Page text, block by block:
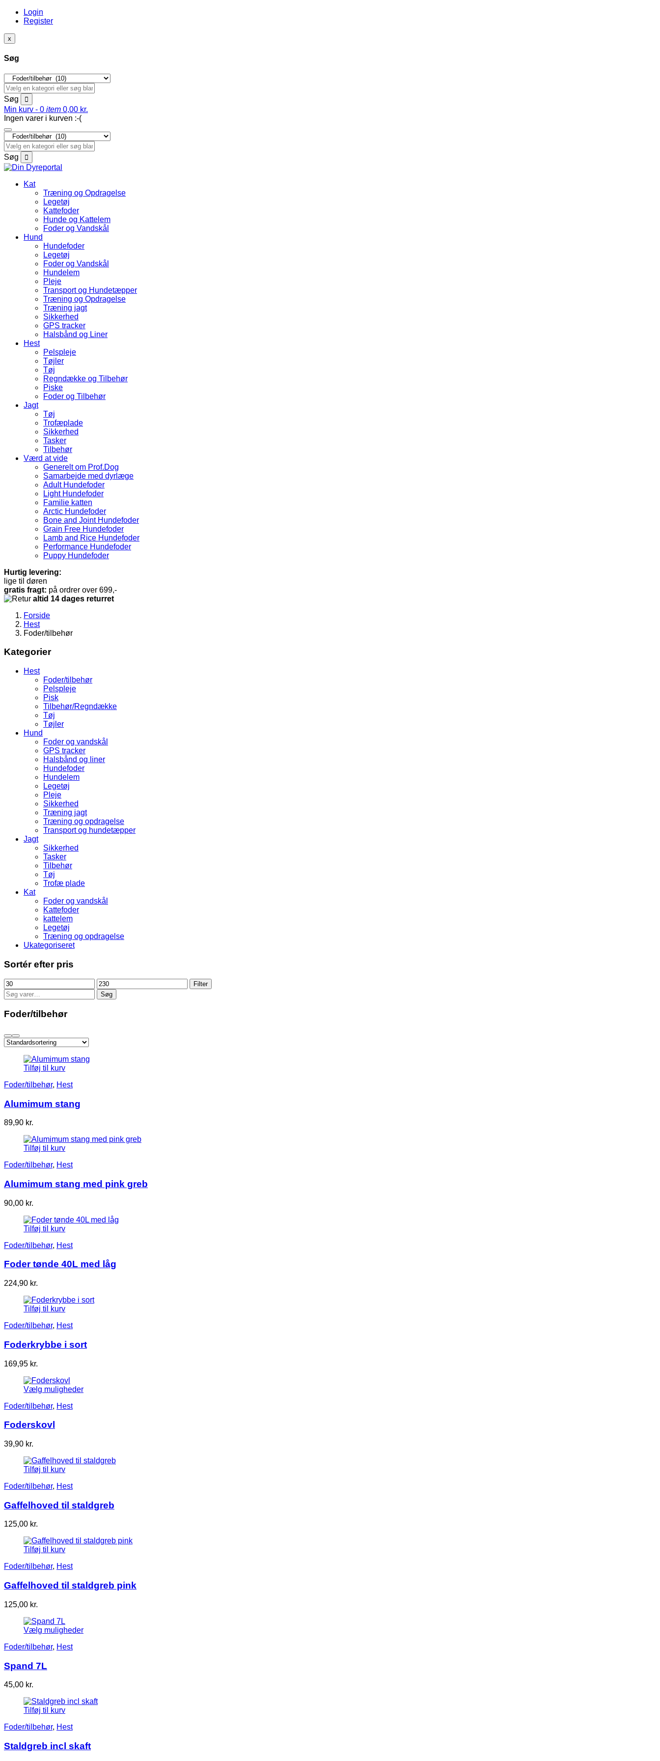
Login
Register
x
Søg
Søg
Min kurv - 0 item 0,00 kr.
Ingen varer i kurven :-(
Søg
Kat
Træning og Opdragelse
Legetøj
Kattefoder
Hunde og Kattelem
Foder og Vandskål
Hund
Hundefoder
Legetøj
Foder og Vandskål
Hundelem
Pleje
Transport og Hundetæpper
Træning og Opdragelse
Træning jagt
Sikkerhed
GPS tracker
Halsbånd og Liner
Hest
Pelspleje
Tøjler
Tøj
Regndække og Tilbehør
Piske
Foder og Tilbehør
Jagt
Tøj
Trofæplade
Sikkerhed
Tasker
Tilbehør
Værd at vide
Generelt om Prof.Dog
Samarbejde med dyrlæge
Adult Hundefoder
Light Hundefoder
Familie katten
Arctic Hundefoder
Bone and Joint Hundefoder
Grain Free Hundefoder
Lamb and Rice Hundefoder
Performance Hundefoder
Puppy Hundefoder
Hurtig levering:
lige til døren
gratis fragt: på ordrer over 699,-
altid 14 dages returret
Forside
Hest
Foder/tilbehør
Kategorier
Hest
Foder/tilbehør
Pelspleje
Pisk
Tilbehør/Regndække
Tøj
Tøjler
Hund
Foder og vandskål
GPS tracker
Halsbånd og liner
Hundefoder
Hundelem
Legetøj
Pleje
Sikkerhed
Træning jagt
Træning og opdragelse
Transport og hundetæpper
Jagt
Sikkerhed
Tasker
Tilbehør
Tøj
Trofæ plade
Kat
Foder og vandskål
Kattefoder
kattelem
Legetøj
Træning og opdragelse
Ukategoriseret
Sortér efter pris
Mindste
pris
Højeste
pris
Filter
Søg
efter:
Søg
Foder/tilbehør
Tilføj til kurv
Foder/tilbehør, Hest
Alumimum stang
89,90 kr.
Tilføj til kurv
Foder/tilbehør, Hest
Alumimum stang med pink greb
90,00 kr.
Tilføj til kurv
Foder/tilbehør, Hest
Foder tønde 40L med låg
224,90 kr.
Tilføj til kurv
Foder/tilbehør, Hest
Foderkrybbe i sort
169,95 kr.
Vælg muligheder
Foder/tilbehør, Hest
Foderskovl
39,90 kr.
Tilføj til kurv
Foder/tilbehør, Hest
Gaffelhoved til staldgreb
125,00 kr.
Tilføj til kurv
Foder/tilbehør, Hest
Gaffelhoved til staldgreb pink
125,00 kr.
Vælg muligheder
Foder/tilbehør, Hest
Spand 7L
45,00 kr.
Tilføj til kurv
Foder/tilbehør, Hest
Staldgreb incl skaft